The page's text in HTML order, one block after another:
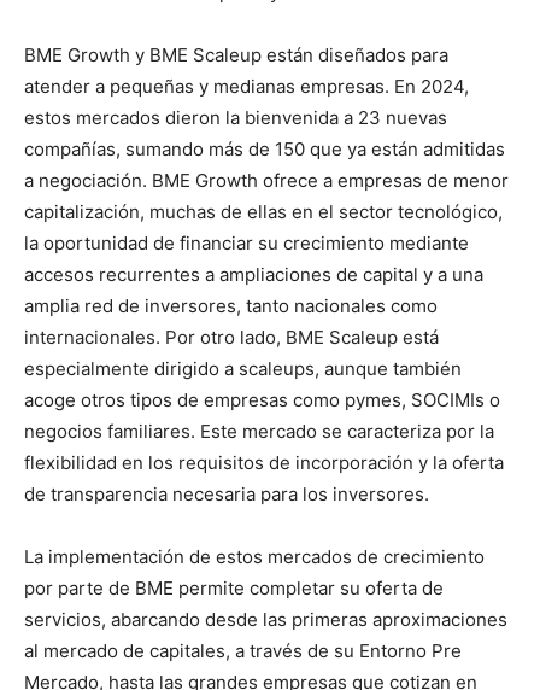
BME Growth y BME Scaleup están diseñados para
atender a pequeñas y medianas empresas. En 2024,
estos mercados dieron la bienvenida a 23 nuevas
compañías, sumando más de 150 que ya están admitidas
a negociación. BME Growth ofrece a empresas de menor
capitalización, muchas de ellas en el sector tecnológico,
la oportunidad de financiar su crecimiento mediante
accesos recurrentes a ampliaciones de capital y a una
amplia red de inversores, tanto nacionales como
internacionales. Por otro lado, BME Scaleup está
especialmente dirigido a scaleups, aunque también
acoge otros tipos de empresas como pymes, SOCIMIs o
negocios familiares. Este mercado se caracteriza por la
flexibilidad en los requisitos de incorporación y la oferta
de transparencia necesaria para los inversores.
La implementación de estos mercados de crecimiento
por parte de BME permite completar su oferta de
servicios, abarcando desde las primeras aproximaciones
al mercado de capitales, a través de su Entorno Pre
Mercado, hasta las grandes empresas que cotizan en